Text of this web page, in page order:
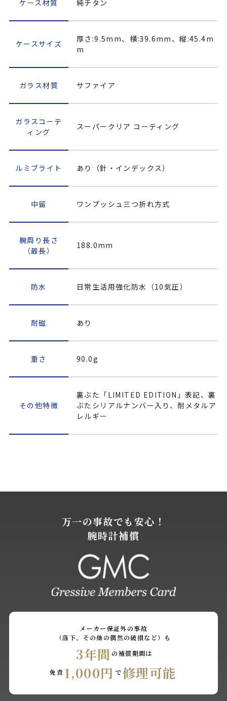
ケース材質 純チタン
ケースサイズ
厚さ:9.5mm、横:39.6mm、縦:45.4m
m
ガラス材質 サファイア
ガラスコーテ
ィング
スーパークリア コーティング
ルミブライト あり（針・インデックス）
中留 ワンプッシュ三つ折れ方式
腕周り長さ
（最長）
188.0mm
防水 日常生活用強化防水（10気圧）
耐磁 あり
重さ 90.0g
その他特徴
裏ぶた「LIMITED EDITION」表記、裏
ぶたシリアルナンバー入り、耐メタルア
レルギー
万一の事故でも安心！
腕時計補償
メーカー保証外の事故
（落下、その他の偶然の破損など）も
3年間 の補償期間は
免責 1,000円 で修理可能